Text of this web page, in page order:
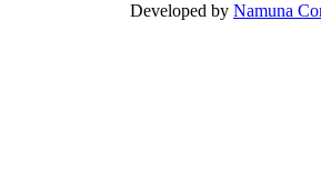
Developed by Namuna